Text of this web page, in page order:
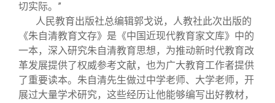
切实际。”
人民教育出版社总编辑郭戈说，人教社此次出版的
《朱自清教育文存》是《中国近现代教育家文库》中的
一本，深入研究朱自清教育思想，为推动新时代教育改
革发展提供了权威参考文献，也为广大教育工作者提供
了重要读本。朱自清先生做过中学老师、大学老师，开
展过大量学术研究，这些经历让他能够编写出好教材，